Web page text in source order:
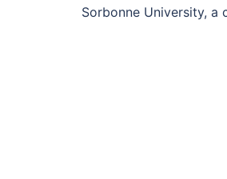
Sorbonne University,